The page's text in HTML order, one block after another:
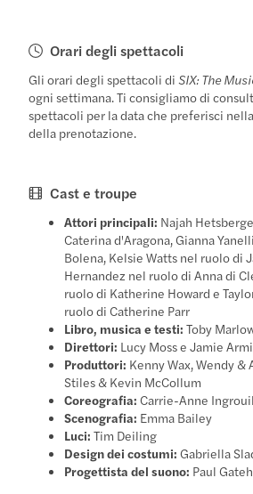
Orari degli spettacoli
Gli orari degli spettacoli diSIX: The
ogni settimana. Ti consigliamo di
spettacoli per la data che preferisci
della prenotazione.
Cast e troupe
Attori principali: Najah
Caterina d'Aragona, Gianna
Bolena, Kelsie Watts nel ruolo di
Hernandez nel ruolo di Anna di
ruolo di Katherine Howard e
ruolo di Catherine Parr
Libro, musica e testi: Toby
Direttori: Lucy Moss e Jamie
Produttori: Kenny Wax, Wendy &
Stiles & Kevin McCollum
Coreografia: Carrie-Anne
Scenografia: Emma Bailey
Luci: Tim Deiling
Design dei costumi: Gabriella
Progettista del suono: Paul